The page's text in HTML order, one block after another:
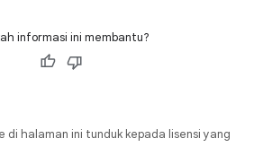
informasi ini membantu?
di halaman ini tunduk kepada lisensi yang